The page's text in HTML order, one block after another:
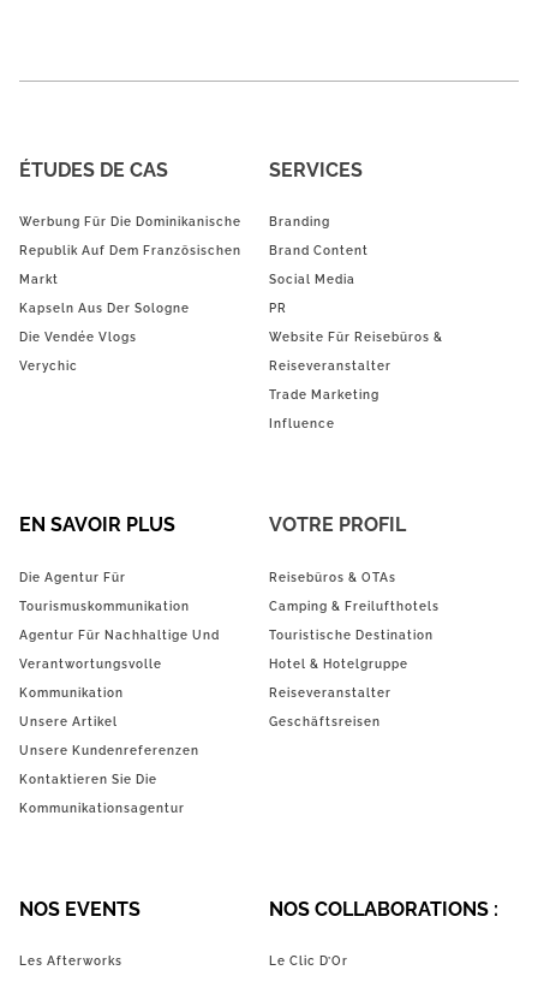
ÉTUDES DE CAS
Werbung Für Die Dominikanische
Republik Auf Dem Französischen
Markt
Kapseln Aus Der Sologne
Die Vendée Vlogs
Verychic
SERVICES
Branding
Brand Content
Social Media
PR
Website Für Reisebüros &
Reiseveranstalter
Trade Marketing
Influence
EN SAVOIR PLUS
Die Agentur Für
Tourismuskommunikation
Agentur Für Nachhaltige Und
Verantwortungsvolle
Kommunikation
Unsere Artikel
Unsere Kundenreferenzen
Kontaktieren Sie Die
Kommunikationsagentur
VOTRE PROFIL
Reisebüros & OTAs
Camping & Freilufthotels
Touristische Destination
Hotel & Hotelgruppe
Reiseveranstalter
Geschäftsreisen
NOS EVENTS
Les Afterworks
NOS COLLABORATIONS :
Le Clic D’Or